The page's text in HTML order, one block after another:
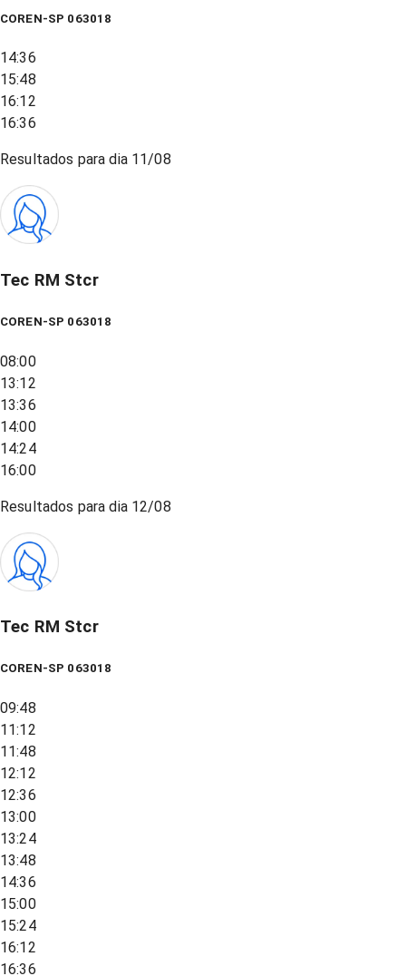
COREN-SP 063018
14:36
15:48
16:12
16:36
Resultados para dia 11/08
Tec RM Stcr
COREN-SP 063018
08:00
13:12
13:36
14:00
14:24
16:00
Resultados para dia 12/08
Tec RM Stcr
COREN-SP 063018
09:48
11:12
11:48
12:12
12:36
13:00
13:24
13:48
14:36
15:00
15:24
16:12
16:36